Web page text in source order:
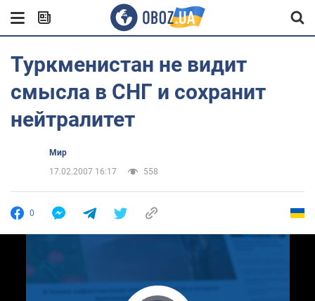
Туркменистан не видит
смысла в СНГ и сохранит
нейтралитет
Мир
17.02.2007 16:17
558
0